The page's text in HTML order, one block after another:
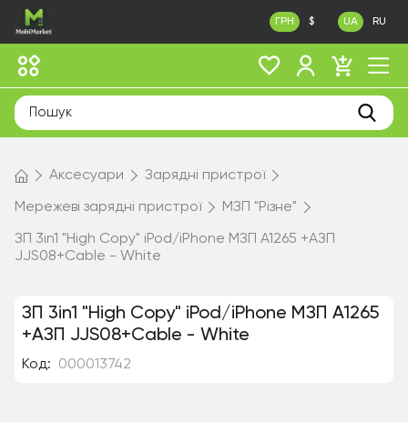
ГРН $ UA RU
Аксесуари Зарядні пристрої
Мережеві зарядні пристрої МЗП "Різне"
ЗП 3in1 "High Copy" iPod/iPhone МЗП A1265 +АЗП
JJS08+Cable - White
ЗП 3in1 "High Copy" iPod/iPhone МЗП A1265
+АЗП JJS08+Cable - White
Код: 000013742